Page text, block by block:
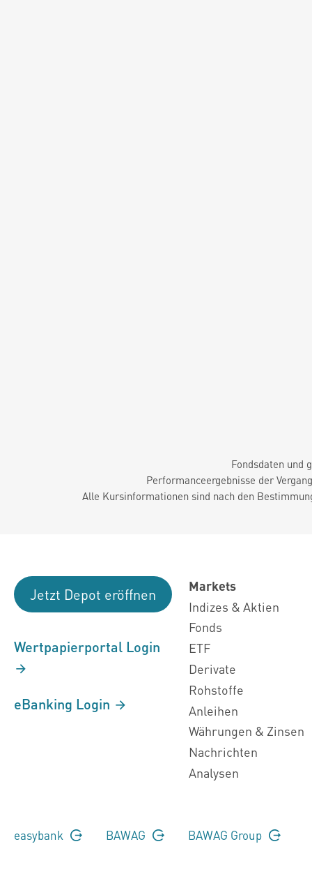
Fondsdaten und
Performanceergebnisse der
Alle Kursinformationen sind nach den
Jetzt Depot eröffnen
Wertpapierportal Login
eBanking Login
Markets
Indizes & Aktien
Fonds
ETF
Derivate
Rohstoffe
Anleihen
Währungen & Zinsen
Nachrichten
Analysen
easybank BAWAG BAWAG Group